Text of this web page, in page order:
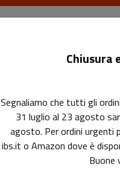
Le
Chiusura
Segnaliamo che tutti gli
31 luglio al 23 agosto
agosto. Per ordini urgenti
ibs.it o Amazon dove è
Buone